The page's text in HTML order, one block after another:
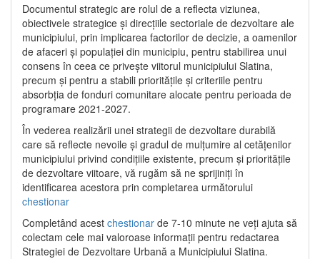
Documentul strategic are rolul de a reflecta viziunea,
obiectivele strategice și direcțiile sectoriale de dezvoltare ale
municipiului, prin implicarea factorilor de decizie, a oamenilor
de afaceri și populației din municipiu, pentru stabilirea unui
consens în ceea ce privește viitorul municipiului Slatina,
precum și pentru a stabili prioritățile și criteriile pentru
absorbția de fonduri comunitare alocate pentru perioada de
programare 2021-2027.
În vederea realizării unei strategii de dezvoltare durabilă
care să reflecte nevoile și gradul de mulțumire al cetățenilor
municipiului privind condițiile existente, precum și prioritățile
de dezvoltare viitoare, vă rugăm să ne sprijiniți în
identificarea acestora prin completarea următorului
chestionar
Completând acest chestionar de 7-10 minute ne veți ajuta să
colectam cele mai valoroase informații pentru redactarea
Strategiei de Dezvoltare Urbană a Municipiului Slatina.